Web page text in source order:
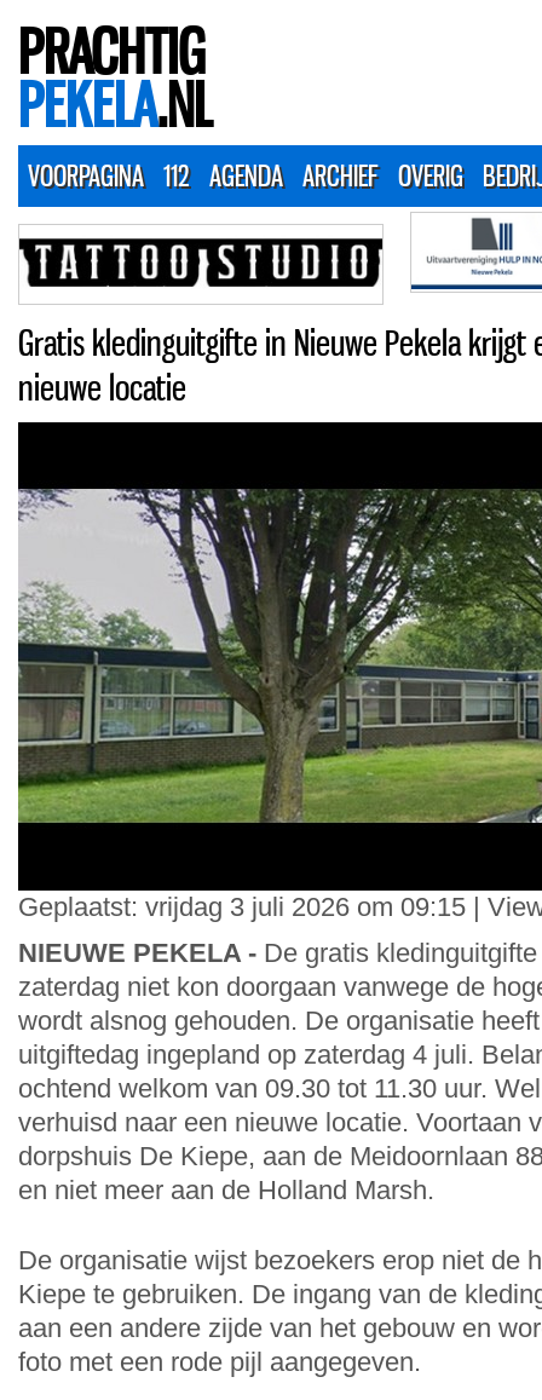
PRACHTIG
PEKELA.NL
VOORPAGINA 112 AGENDA ARCHIEF OVERIG
Gratis kledinguitgifte in Nieuwe Pekela krijgt
nieuwe locatie
Geplaatst: vrijdag 3 juli 2026 om 09:15 |
NIEUWE PEKELA - De gratis
zaterdag niet kon doorgaan vanwege de
wordt alsnog gehouden. De organisatie
uitgiftedag ingepland op zaterdag 4 juli.
ochtend welkom van 09.30 tot 11.30 uur.
verhuisd naar een nieuwe locatie. Voortaan
dorpshuis De Kiepe, aan de Meidoornlaan
en niet meer aan de Holland Marsh.
De organisatie wijst bezoekers erop niet de
Kiepe te gebruiken. De ingang van de
aan een andere zijde van het gebouw en
foto met een rode pijl aangegeven.